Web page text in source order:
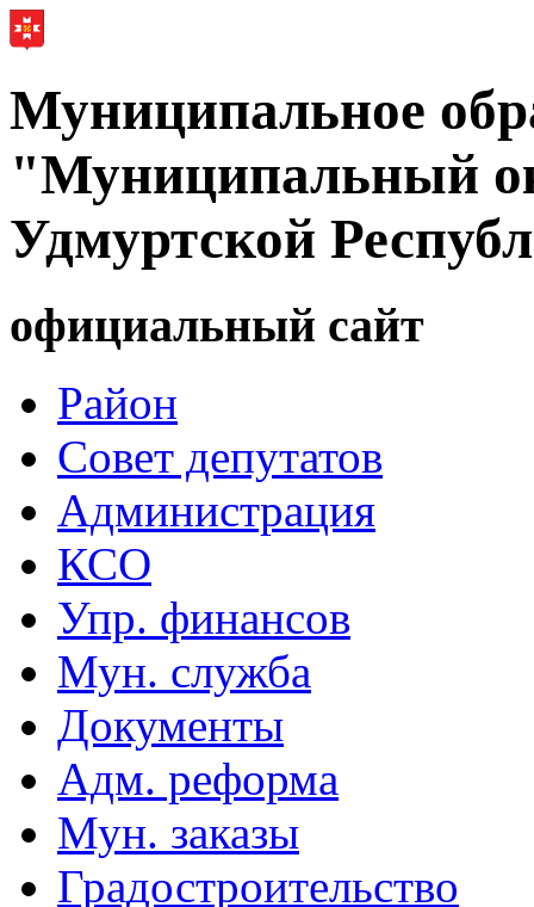
Муниципальное
"Муниципальный
Удмуртской
официальный сайт
Район
Совет депутатов
Администрация
КСО
Упр. финансов
Мун. служба
Документы
Адм. реформа
Мун. заказы
Градостроительство